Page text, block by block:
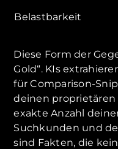
Belastbarkeit
Diese Form der
Gold“. KIs
für Comparison-
deinen proprietären
exakte Anzahl
Suchkunden und
sind Fakten, die